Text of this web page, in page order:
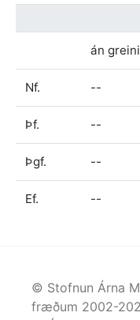
án
Nf. --
Þf. --
Þgf. --
Ef. --
© Stofnun Árna
fræðum 2002-